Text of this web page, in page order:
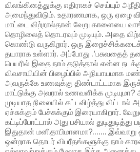
விலங்கினத்துக்கு எதிராகச் செய்யும்
அமைந்துவிடும். உதாரணமாக, ஒரு ஏழை
மாட்டை விற்றால்தான் வேறு காளையை
தொழிலைத் தொடரவும் முடியும். அதை
கொண்டு வருகிறார். ஒரு
தயாராக உள்ளார். அப்போது .’பசுவதைத்
பெயரில் இதை நாம் தடுத்தால் என்ன
விவசாயியின் பிழைப்பில் அநியாயமாக
அவருக்கே உணவுக்கு திண்டாட்டமாக
மாட்டுக்கு அவரால் உணவளிக்க
முடியாத நிலையில் கட்டவிழ்த்து விட்டால்
ஏச்சுக்கும் பேச்சுக்கும் இரையாகிறார்.
கட்டிப்போட்டால் அது பசியால் துடிதுடித்து
இதுதான் மனிதாபிமானமா?....... இவ்வாறு
ஒன்றாக தொடர் விபரீதங்களுக்கு நாம்